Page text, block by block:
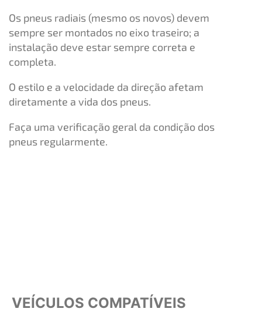
Os pneus radiais (mesmo os novos) devem
sempre ser montados no eixo traseiro; a
instalação deve estar sempre correta e
completa.
O estilo e a velocidade da direção afetam
diretamente a vida dos pneus.
Faça uma verificação geral da condição dos
pneus regularmente.
VEÍCULOS COMPATÍVEIS